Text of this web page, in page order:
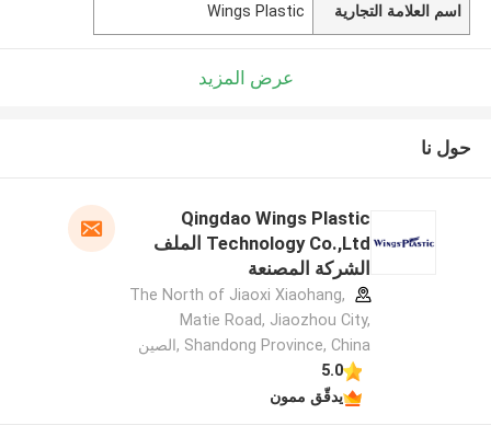
اسم العلامة التجارية Wings Plastic
عرض المزيد
حول نا
Qingdao Wings Plastic
Technology Co.,Ltd الملف
الشركة المصنعة
The North of Jiaoxi Xiaohang,
Matie Road, Jiaozhou City,
Shandong Province, China ,الصين
5.0
يدقّق ممون